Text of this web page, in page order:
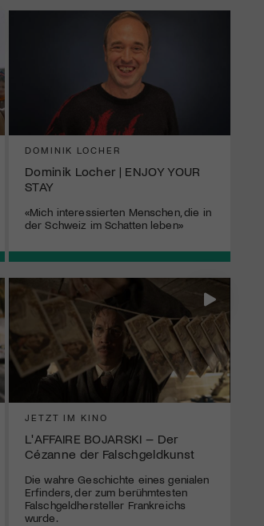
DOMINIK LOCHER
Dominik Locher | ENJOY YOUR
STAY
«Mich interessierten Menschen, die in
der Schweiz im Schatten leben»
JETZT IM KINO
L'AFFAIRE BOJARSKI – Der
Cézanne der Falschgeldkunst
Die wahre Geschichte eines genialen
Erfinders, der zum berühmtesten
Falschgeldhersteller Frankreichs
wurde.